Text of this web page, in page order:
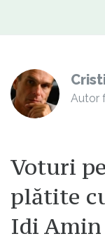
Autor
Voturi
plătite
Idi Amin